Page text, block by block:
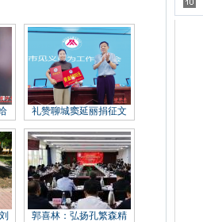
礼赞聊城窦延丽捐征文
郭喜林：弘扬孔繁森精